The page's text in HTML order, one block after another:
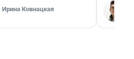
Ирина Ковнацкая